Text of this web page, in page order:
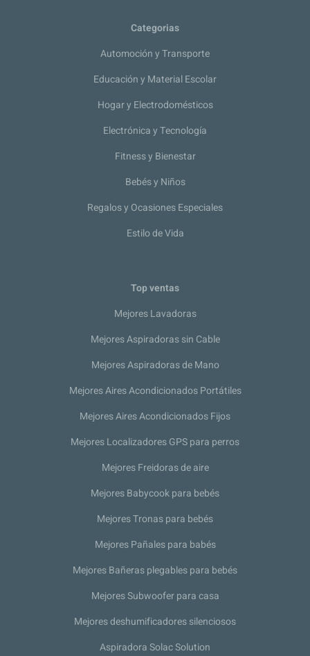
Categorias
Automoción y Transporte
Educación y Material Escolar
Hogar y Electrodomésticos
Electrónica y Tecnología
Fitness y Bienestar
Bebés y Niños
Regalos y Ocasiones Especiales
Estilo de Vida
Top ventas
Mejores Lavadoras
Mejores Aspiradoras sin Cable
Mejores Aspiradoras de Mano
Mejores Aires Acondicionados Portátiles
Mejores Aires Acondicionados Fijos
Mejores Localizadores GPS para perros
Mejores Freidoras de aire
Mejores Babycook para bebés
Mejores Tronas para bebés
Mejores Pañales para babés
Mejores Bañeras plegables para bebés
Mejores Subwoofer para casa
Mejores deshumificadores silenciosos
Aspiradora Solac Solution